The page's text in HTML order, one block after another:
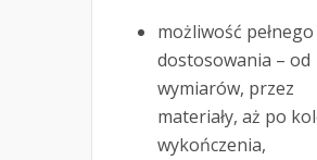
możliwość pełnego
dostosowania – od
wymiarów, przez
materiały, aż po
wykończenia,